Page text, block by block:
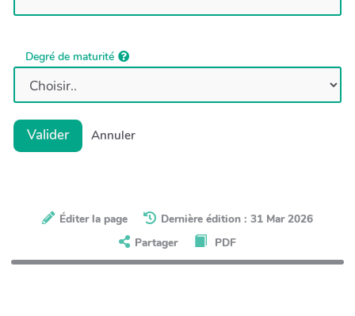
Degré de maturité
Valider Annuler
Éditer la page
Dernière édition : 31 Mar 2026
Partager
PDF